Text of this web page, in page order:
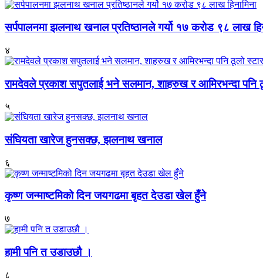
सर्पपालनमा झलनाथ खनाल प्रतिष्ठानले गर्यो १७ करोड ९८ लाख
४
रामदेवले प्रकाश सपुतलाई भने सलमान, शाहरुख र आमिरभन्दा पनि
५
संघियता खारेज हुनसक्छ, झलनाथ खनाल
६
कृष्ण जन्माष्टमिको दिन जयगढमा बृहत देउडा खेल हुँने
७
हामी पनि त उडाउछौ ।
८